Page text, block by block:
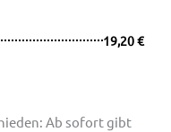
19,20 €
Ab sofort gibt